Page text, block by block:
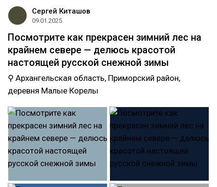
Сергей Киташов
09.01.2025
Посмотрите как прекрасен зимний лес на
крайнем севере — делюсь красотой
настоящей русской снежной зимы
⚲ Архангельская область, Приморский район,
деревня Малые Корелы